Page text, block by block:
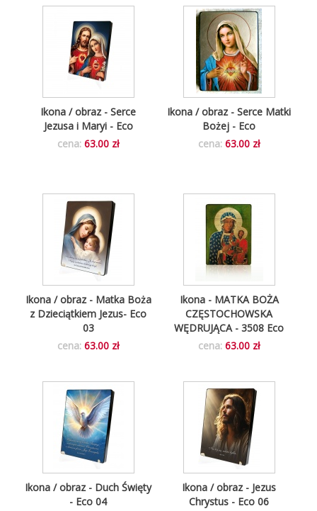
Ikona / obraz - Serce Matki
Bożej - Eco
cena: 63.00 zł
Ikona / obraz - Serce
Jezusa i Maryi - Eco
cena: 63.00 zł
Ikona - MATKA BOŻA
CZĘSTOCHOWSKA
WĘDRUJĄCA - 3508 Eco
cena: 63.00 zł
Ikona / obraz - Matka Boża
z Dzieciątkiem Jezus- Eco
03
cena: 63.00 zł
Ikona / obraz - Jezus
Chrystus - Eco 06
Ikona / obraz - Duch Święty
- Eco 04